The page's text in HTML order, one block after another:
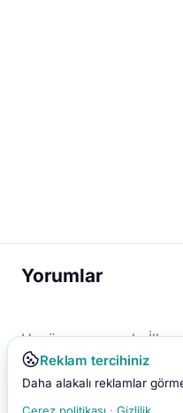
Yorumlar
Henüz yorum yok. İlk
Reklam tercihiniz
Daha alakalı reklamlar